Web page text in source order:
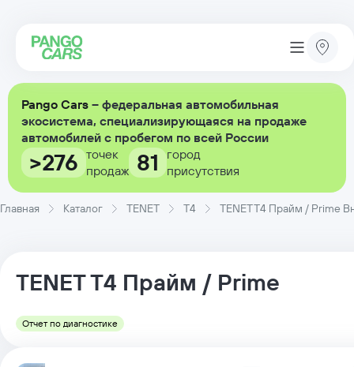
Pango Cars – федеральная автомобильная
экосистема, специализирующаяся на продаже
автомобилей с пробегом по всей России
>276 точек
продаж 81
город
присутствия
Главная Каталог TENET T4 TENET T4 Прайм / Prime
TENETT4 Прайм / Prime
Отчет по диагностике